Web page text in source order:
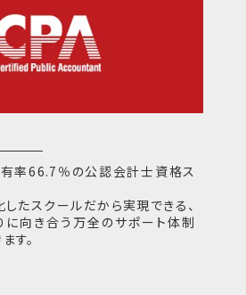
率66.7％の公認会計士資格ス
たスクールだから実現できる、
向き合う万全のサポート体制
す。